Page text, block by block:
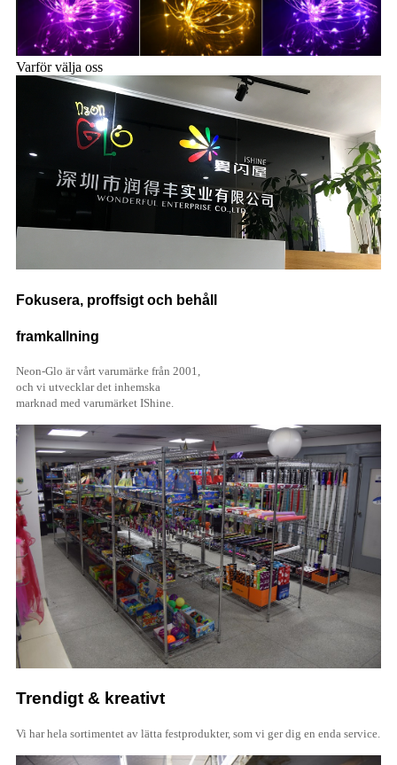
Varför välja oss
Fokusera, proffsigt och behåll
framkallning
Neon-Glo är vårt varumärke från 2001,
och vi utvecklar det inhemska
marknad med varumärket IShine.
Trendigt & kreativt
Vi har hela sortimentet av lätta festprodukter, som vi ger dig en enda service.